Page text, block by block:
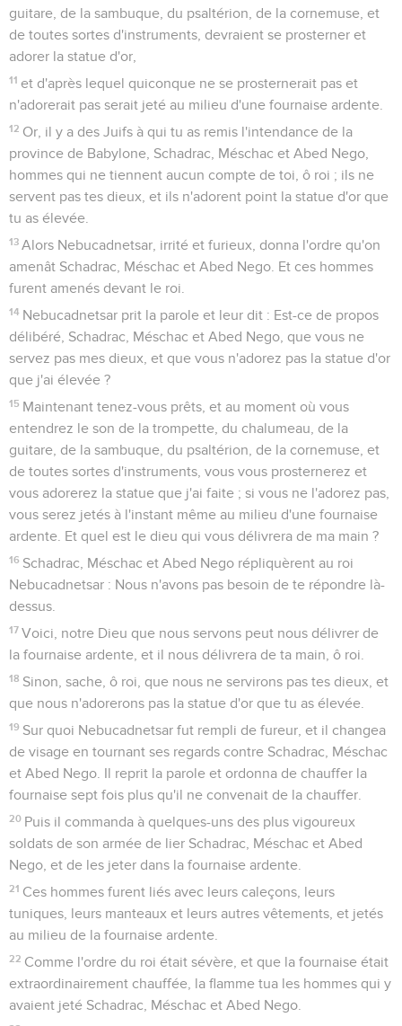
guitare, de la sambuque, du psaltérion, de la cornemuse, et
de toutes sortes d'instruments, devraient se prosterner et
adorer la statue d'or,
11 et d'après lequel quiconque ne se prosternerait pas et
n'adorerait pas serait jeté au milieu d'une fournaise ardente.
12 Or, il y a des Juifs à qui tu as remis l'intendance de la
province de Babylone, Schadrac, Méschac et Abed Nego,
hommes qui ne tiennent aucun compte de toi, ô roi ; ils ne
servent pas tes dieux, et ils n'adorent point la statue d'or que
tu as élevée.
13 Alors Nebucadnetsar, irrité et furieux, donna l'ordre qu'on
amenât Schadrac, Méschac et Abed Nego. Et ces hommes
furent amenés devant le roi.
14 Nebucadnetsar prit la parole et leur dit : Est-ce de propos
délibéré, Schadrac, Méschac et Abed Nego, que vous ne
servez pas mes dieux, et que vous n'adorez pas la statue d'or
que j'ai élevée ?
15 Maintenant tenez-vous prêts, et au moment où vous
entendrez le son de la trompette, du chalumeau, de la
guitare, de la sambuque, du psaltérion, de la cornemuse, et
de toutes sortes d'instruments, vous vous prosternerez et
vous adorerez la statue que j'ai faite ; si vous ne l'adorez pas,
vous serez jetés à l'instant même au milieu d'une fournaise
ardente. Et quel est le dieu qui vous délivrera de ma main ?
16 Schadrac, Méschac et Abed Nego répliquèrent au roi
Nebucadnetsar : Nous n'avons pas besoin de te répondre là-
dessus.
17 Voici, notre Dieu que nous servons peut nous délivrer de
la fournaise ardente, et il nous délivrera de ta main, ô roi.
18 Sinon, sache, ô roi, que nous ne servirons pas tes dieux, et
que nous n'adorerons pas la statue d'or que tu as élevée.
19 Sur quoi Nebucadnetsar fut rempli de fureur, et il changea
de visage en tournant ses regards contre Schadrac, Méschac
et Abed Nego. Il reprit la parole et ordonna de chauffer la
fournaise sept fois plus qu'il ne convenait de la chauffer.
20 Puis il commanda à quelques-uns des plus vigoureux
soldats de son armée de lier Schadrac, Méschac et Abed
Nego, et de les jeter dans la fournaise ardente.
21 Ces hommes furent liés avec leurs caleçons, leurs
tuniques, leurs manteaux et leurs autres vêtements, et jetés
au milieu de la fournaise ardente.
22 Comme l'ordre du roi était sévère, et que la fournaise était
extraordinairement chauffée, la flamme tua les hommes qui y
avaient jeté Schadrac, Méschac et Abed Nego.